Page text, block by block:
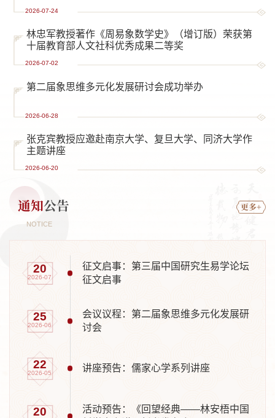
2026-07-24
林忠军教授著作《周易象数学史》（增订版）荣获第
十届教育部人文社科优秀成果二等奖
2026-07-02
第二届象思维多元化发展研讨会成功举办
2026-06-28
张克宾教授应邀赴南京大学、复旦大学、同济大学作
主题讲座
2026-06-20
通知公告
NOTICE
更多+
20
2026-07
征文启事：第三届中国研究生易学论坛
征文启事
25
2026-06
会议议程：第二届象思维多元化发展研
讨会
22
2026-05 讲座预告：儒家心学系列讲座
20
活动预告：《回望经典——林安梧中国